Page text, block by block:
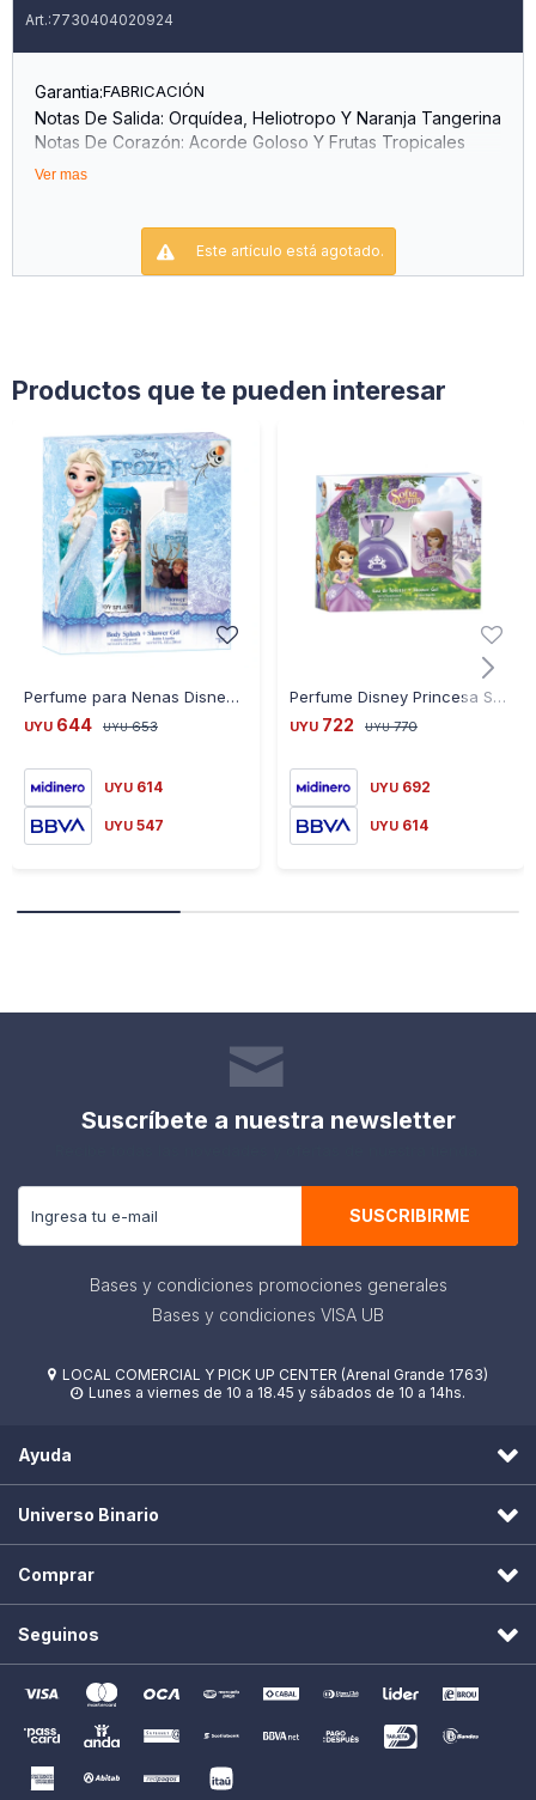
7730404020924
Garantia:FABRICACIÓN
Notas De Salida: Orquídea, Heliotropo Y Naranja Tangerina
Notas De Corazón: Acorde Goloso Y Frutas Tropicales
Notas De Fondo: Vainilla, Almizcle Y Sándalo
Ver mas
Este artículo está agotado.
Productos que te pueden interesar
Perfume para Nenas Disney Frozen B Splash + Shower Gel
UYU 644 UYU 653
UYU 614
UYU 547
Perfume Disney Princesa Sofia 60 Ml + Gel de Ducha
UYU 722 UYU 770
UYU 692
UYU 614
Suscríbete a nuestra newsletter
SUSCRIBIRME
Bases y condiciones promociones generales
Bases y condiciones VISA UB
 LOCAL COMERCIAL Y PICK UP CENTER (Arenal Grande 1763)
 Lunes a viernes de 10 a 18.45 y sábados de 10 a 14hs.
Ayuda
Universo Binario
Comprar
Seguinos